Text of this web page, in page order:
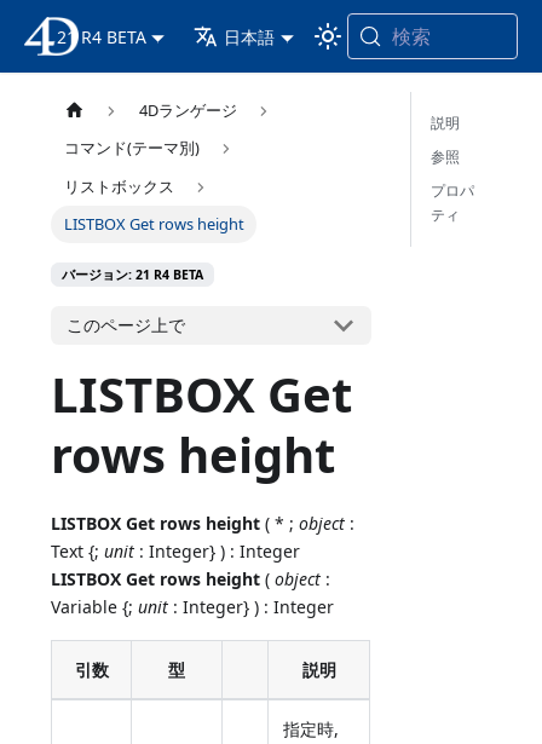
4D ドキュメンテーション
21 R4 BETA 日本語 検索
4Dランゲージ
コマンド(テーマ別)
リストボックス
LISTBOX Get rows height
バージョン: 21 R4 BETA
このページ上で
LISTBOX Get
rows height
LISTBOX Get rows height ( * ;object :
Text {;unit : Integer} ) : Integer
LISTBOX Get rows height (object :
Variable {;unit : Integer} ) : Integer
引数 型 説明
指定時,
説明
参照
プロパ
ティ